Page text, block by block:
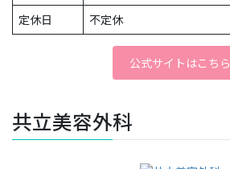
定休日 不定休
公式サイトはこちら
共立美容外科